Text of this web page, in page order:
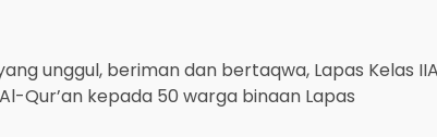
unggul, beriman dan bertaqwa, Lapas Kelas
Qur’an kepada 50 warga binaan Lapas